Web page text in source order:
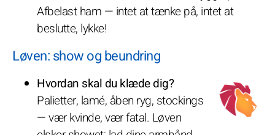
Afbelast ham — intet at tænke på, intet at
beslutte, lykke!
Løven: show og beundring
Hvordan skal du klæde dig?
Palietter, lamé, åben ryg, stockings
— vær kvinde, vær fatal. Løven